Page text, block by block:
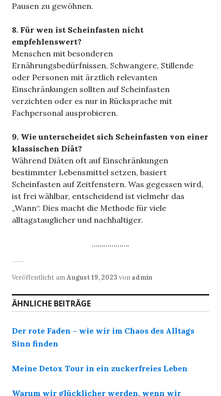
Pausen zu gewöhnen.
8. Für wen ist Scheinfasten nicht
empfehlenswert?
Menschen mit besonderen
Ernährungsbedürfnissen, Schwangere, Stillende
oder Personen mit ärztlich relevanten
Einschränkungen sollten auf Scheinfasten
verzichten oder es nur in Rücksprache mit
Fachpersonal ausprobieren.
9. Wie unterscheidet sich Scheinfasten von einer
klassischen Diät?
Während Diäten oft auf Einschränkungen
bestimmter Lebensmittel setzen, basiert
Scheinfasten auf Zeitfenstern. Was gegessen wird,
ist frei wählbar, entscheidend ist vielmehr das
„Wann“. Dies macht die Methode für viele
alltagstauglicher und nachhaltiger.
……………….
Veröffentlicht amAugust 19, 2023 von admin
ÄHNLICHE BEITRÄGE
Der rote Faden – wie wir im Chaos des Alltags
Sinn finden
Meine Detox Tour in ein zuckerfreies Leben
Warum wir glücklicher werden, wenn wir